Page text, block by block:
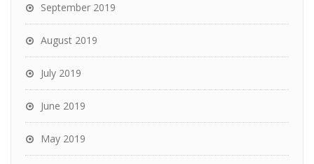
September 2019
August 2019
July 2019
June 2019
May 2019